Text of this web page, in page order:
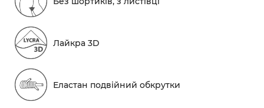
Лайкра 3D
Еластан подвійний обкрутки